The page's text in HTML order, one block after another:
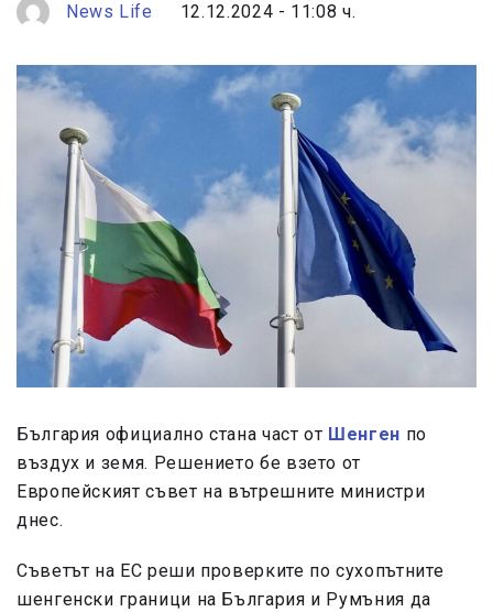
News Life 12.12.2024 - 11:08 ч.
България официално стана част от Шенген по
въздух и земя. Решението бе взето от
Европейският съвет на вътрешните министри
днес.
Съветът на ЕС реши проверките по сухопътните
шенгенски граници на България и Румъния да